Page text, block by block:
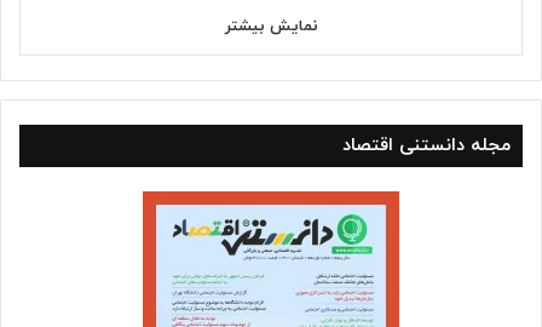
نمایش بیشتر
مجله دانستنی اقتصاد